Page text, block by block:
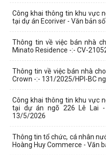
Công khai thông tin khu vực
tại dự án Ecoriver - Văn bản
Thông tin về việc bán nhà
Minato Residence -:- CV-
Thông tin về việc bán nhà
Crown -:- 131/2025/HPI-BC
Công khai thông tin khu vực
tại dự án ngõ 226 Lê Lai -
13/5/2026
Thông tin tổ chức, cá nhân
Hoàng Huy Commerce - Văn